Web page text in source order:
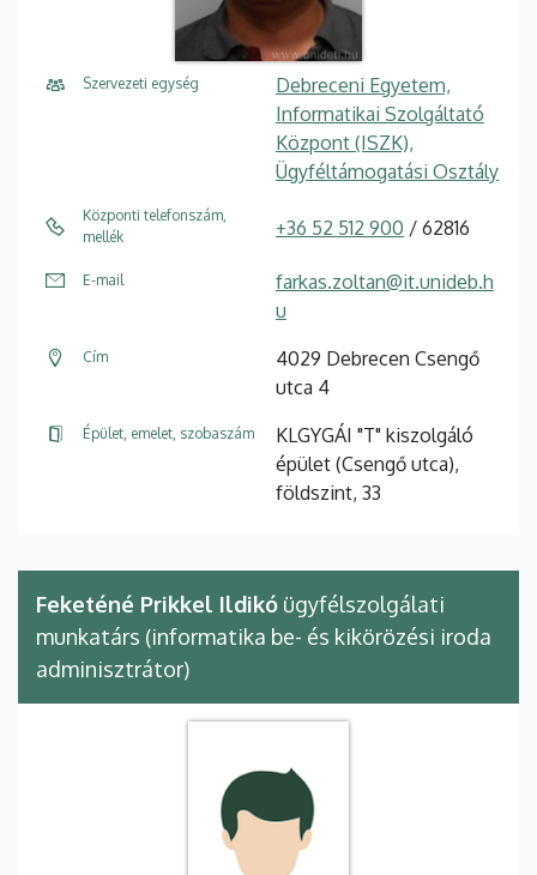
Szervezeti egység
Debreceni Egyetem,
Informatikai Szolgáltató
Központ (ISZK),
Ügyféltámogatási Osztály
Központi telefonszám,
mellék
+36 52 512 900 / 62816
E-mail
farkas.zoltan@it.unideb.h
u
Cím
4029 Debrecen Csengő
utca 4
Épület, emelet, szobaszám
KLGYGÁI "T" kiszolgáló
épület (Csengő utca),
földszint, 33
Feketéné Prikkel Ildikó ügyfélszolgálati
munkatárs (informatika be- és kikörözési iroda
adminisztrátor)